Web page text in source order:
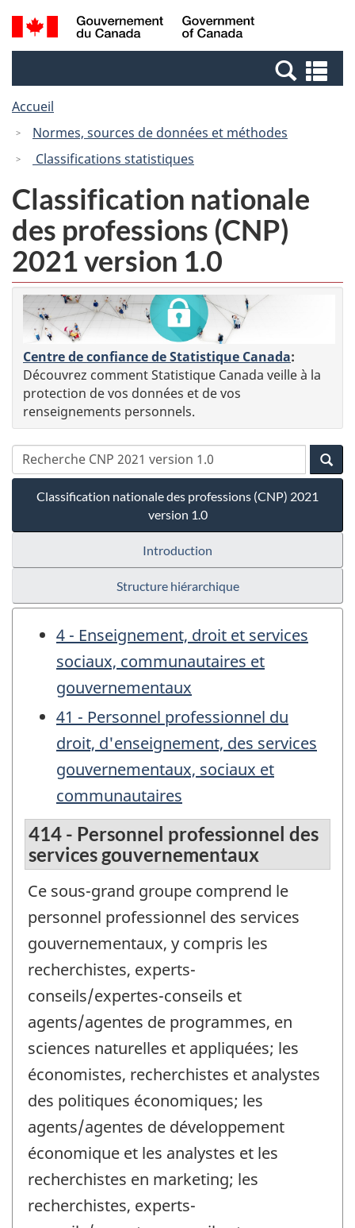
Passer
au
Passer
à
Canada
Recherche
et
et
Accueil
Normes, sources de données et méthodes
Classifications statistiques
Classification nationale
des professions (CNP)
2021 version 1.0
Centre de confiance de Statistique Canada:
Découvrez comment Statistique Canada veille à la
protection de vos données et de vos
renseignements personnels.
Classification nationale des professions (CNP) 2021
version 1.0
Introduction
Structure hiérarchique
4 - Enseignement, droit et services
sociaux, communautaires et
gouvernementaux
41 - Personnel professionnel du
droit, d'enseignement, des services
gouvernementaux, sociaux et
communautaires
414 - Personnel professionnel des
services gouvernementaux
Ce sous-grand groupe comprend le
personnel professionnel des services
gouvernementaux, y compris les
recherchistes, experts-
conseils/expertes-conseils et
agents/agentes de programmes, en
sciences naturelles et appliquées; les
économistes, recherchistes et analystes
des politiques économiques; les
agents/agentes de développement
économique et les analystes et les
recherchistes en marketing; les
recherchistes, experts-